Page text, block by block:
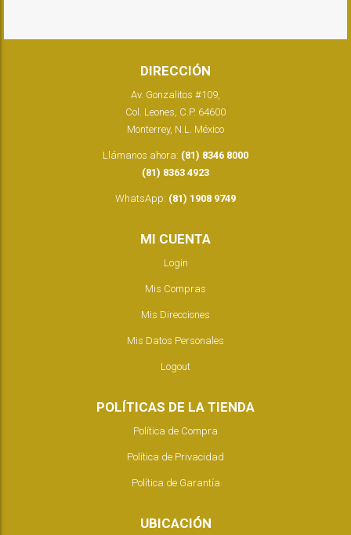
DIRECCIÓN
Av. Gonzalitos #109,
Col. Leones, C.P. 64600
Monterrey, N.L. México
Llámanos ahora: (81) 8346 8000
(81) 8363 4923
WhatsApp: (81) 1908 9749
MI CUENTA
Login
Mis Compras
Mis Direcciones
Mis Datos Personales
Logout
POLÍTICAS DE LA TIENDA
Política de Compra
Política de Privacidad
Política de Garantía
UBICACIÓN